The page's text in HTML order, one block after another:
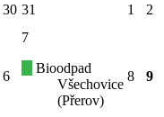
30 31 1
2
6
7
Bioodpad
Všechovice
(Přerov)
8 9